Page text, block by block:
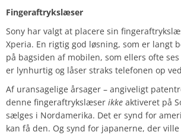
Fingeraftrykslæser
Sony har valgt at placere sin
Xperia. En rigtig god løsning, som er langt
på bagsiden af mobilen, som ellers ofte
er lynhurtig og låser straks telefonen op
Af uransagelige årsager – angiveligt
denne fingeraftrykslæser ikke aktiveret på
sælges i Nordamerika. Det er synd for
kan få den. Og synd for japanerne, der